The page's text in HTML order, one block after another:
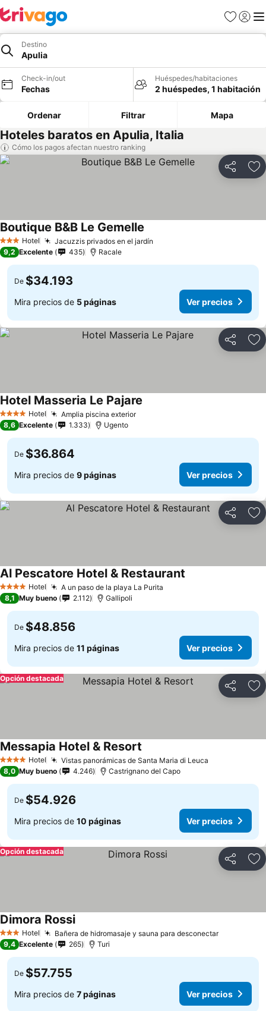
Favoritos
Iniciar
Destino
Apulia
Check-in/out
Fechas
Huéspedes/habitaciones
2 huéspedes, 1 habitación
Ordenar Filtrar Mapa
Hoteles baratos en Apulia, Italia
Cómo los pagos afectan nuestro ranking
Compartir
3 Estrellas
Hotel Jacuzzis privados en el jardín
Boutique B&B Le Gemelle
9,2 Excelente 435 Racale
De $34.193
Mira precios de 5 páginas Ver precios
Compartir
4 EstrellasHotel Amplia piscina exterior
Hotel Masseria Le Pajare
8,6 Excelente 1.333 Ugento
De $36.864
Mira precios de 9 páginas Ver precios
Compartir
4 EstrellasHotel A un paso de la playa La Purita
Al Pescatore Hotel & Restaurant
8,1 Muy bueno 2.112 Gallipoli
De $48.856
Mira precios de 11 páginas Ver precios
Compartir
Opción destacada
4 EstrellasHotel Vistas panorámicas de Santa Maria di Leuca
Messapia Hotel & Resort
8,0 Muy bueno 4.246 Castrignano del Capo
De $54.926
Mira precios de 10 páginas Ver precios
Compartir
Opción destacada
3 Estrellas
Hotel Bañera de hidromasaje y sauna para desconectar
Dimora Rossi
9,4 Excelente 265 Turi
De $57.755
Mira precios de 7 páginas Ver precios